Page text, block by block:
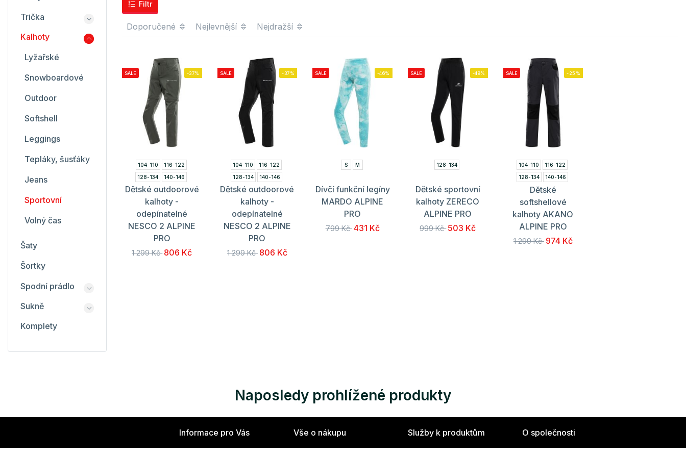
Filtr
Doporučené Nejlevnější Nejdražší
SALE -37%
104-110
116-122
128-134
140-146
Dětské outdoorové
kalhoty -
odepínatelné
NESCO 2 ALPINE
PRO
1 299 Kč 806 Kč
SALE -37%
104-110
116-122
128-134
140-146
Dětské outdoorové
kalhoty -
odepínatelné
NESCO 2 ALPINE
PRO
1 299 Kč 806 Kč
SALE -46%
S M
Dívčí funkční legíny
MARDO ALPINE
PRO
799 Kč431 Kč
SALE -49%
128-134
Dětské sportovní
kalhoty ZERECO
ALPINE PRO
999 Kč 503 Kč
SALE -25%
104-110
116-122
128-134
140-146
152-158
164-170
Dětské
softshellové
kalhoty AKANO
ALPINE PRO
1 299 Kč 974 Kč
Trička
Kalhoty
Lyžařské
Snowboardové
Outdoor
Softshell
Leggings
Tepláky, šusťáky
Jeans
Sportovní
Volný čas
Šaty
Šortky
Spodní prádlo
Sukně
Komplety
Naposledy prohlížené produkty
Informace pro Vás
Vše o nákupu
Služby k produktům
O společnosti